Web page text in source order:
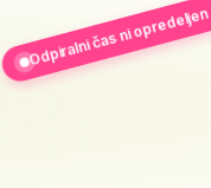
Odpiralni čas ni opredeljen